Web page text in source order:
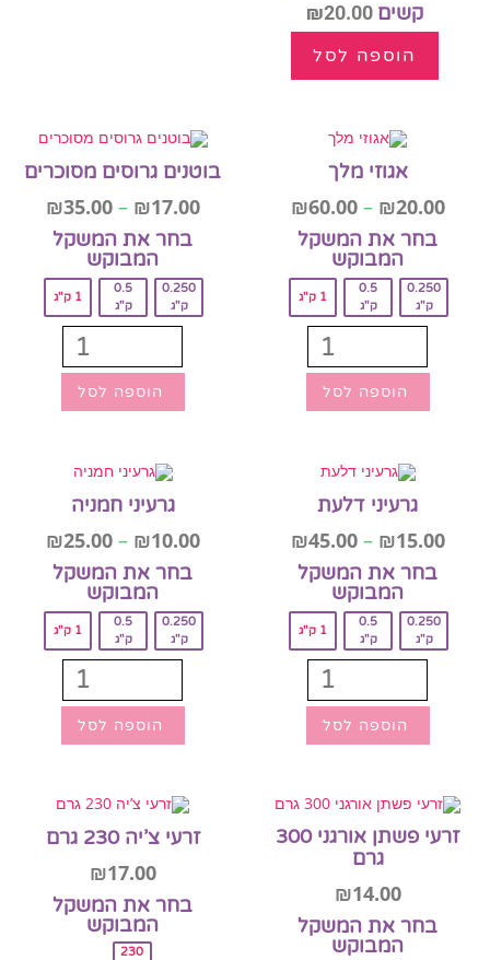
קשים
₪20.00
הוספה לסל
אגוזי מלך
₪20.00
–
₪60.00
בחר את המשקל
המבוקש‎
0.250
ק"ג
0.5
ק"ג
1 ק"ג
הוספה לסל
בוטנים גרוסים מסוכרים
₪17.00
–
₪35.00
בחר את המשקל
המבוקש‎
0.250
ק"ג
0.5
ק"ג
1 ק"ג
הוספה לסל
גרעיני דלעת
₪15.00
–
₪45.00
בחר את המשקל
המבוקש‎
0.250
ק"ג
0.5
ק"ג
1 ק"ג
הוספה לסל
גרעיני חמניה
₪10.00
–
₪25.00
בחר את המשקל
המבוקש‎
0.250
ק"ג
0.5
ק"ג
1 ק"ג
הוספה לסל
זרעי פשתן אורגני 300
גרם
₪14.00
בחר את המשקל
המבוקש‎
זרעי צ’יה 230 גרם
₪17.00
בחר את המשקל
המבוקש‎
230